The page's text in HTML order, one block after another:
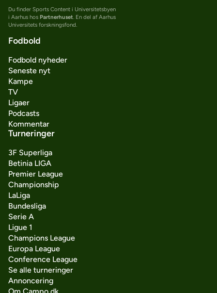
Du finder Sports Content i Universitetsbyen
i Aarhus hos Partnerhuset. En del af Aarhus
Universitets forskningsfond.
Fodbold
Fodbold nyheder
Seneste nyt
Kampe
TV
Ligaer
Podcasts
Kommentar
Turneringer
3F Superliga
Betinia LIGA
Premier League
Championship
LaLiga
Bundesliga
Serie A
Ligue 1
Champions League
Europa League
Conference League
Se alle turneringer
Annoncering